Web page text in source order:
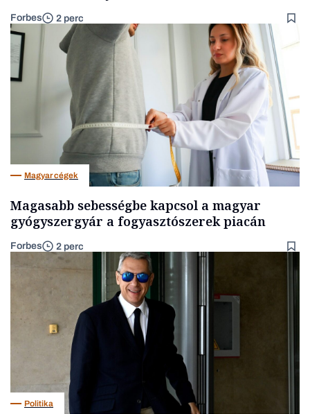
Forbes 2 perc
Magyar cégek
Magasabb sebességbe kapcsol a magyar
gyógyszergyár a fogyasztószerek piacán
Forbes 2 perc
Politika